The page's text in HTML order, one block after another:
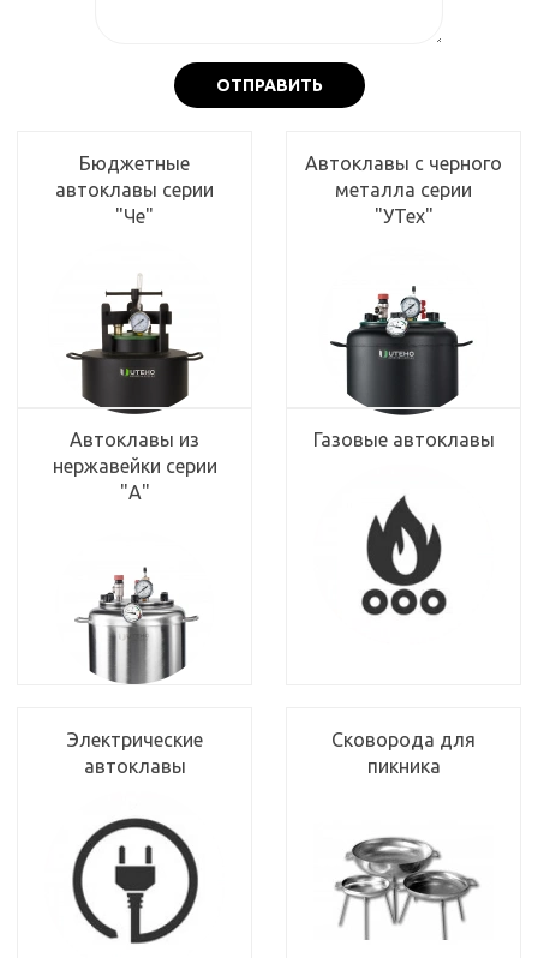
ОТПРАВИТЬ
Бюджетные
автоклавы серии
"Че"
Автоклавы с черного
металла серии
"УТех"
Автоклавы из
нержавейки серии
"А"
Газовые автоклавы
Электрические
автоклавы
Сковорода для
пикника